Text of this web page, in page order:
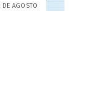
DE AGOSTO